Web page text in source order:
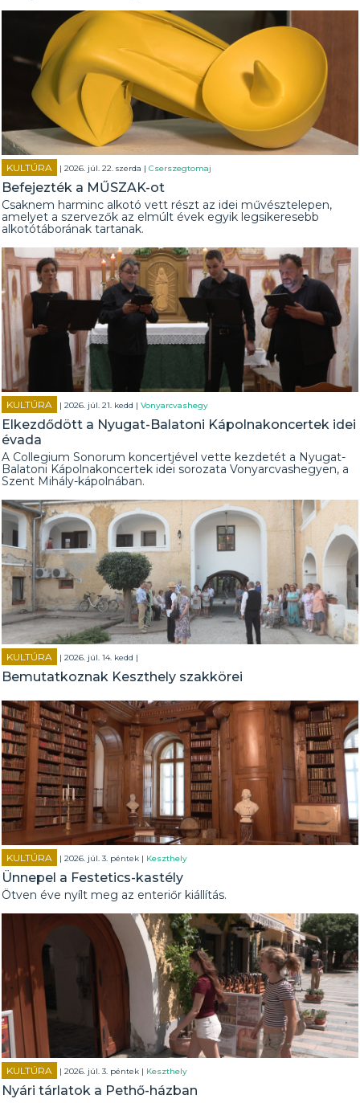
KULTÚRA | 2026. júl. 22. szerda |Cserszegtomaj
Befejezték a MŰSZAK-ot
Csaknem harminc alkotó vett részt az idei művésztelepen,
amelyet a szervezők az elmúlt évek egyik legsikeresebb
alkotótáborának tartanak.
KULTÚRA | 2026. júl. 21. kedd |Vonyarcvashegy
Elkezdődött a Nyugat-Balatoni Kápolnakoncertek idei
évada
A Collegium Sonorum koncertjével vette kezdetét a Nyugat-
Balatoni Kápolnakoncertek idei sorozata Vonyarcvashegyen, a
Szent Mihály-kápolnában.
KULTÚRA | 2026. júl. 14. kedd |
Bemutatkoznak Keszthely szakkörei
KULTÚRA | 2026. júl. 3. péntek | Keszthely
Ünnepel a Festetics-kastély
Ötven éve nyílt meg az enteriőr kiállítás.
KULTÚRA | 2026. júl. 3. péntek | Keszthely
Nyári tárlatok a Pethő-házban